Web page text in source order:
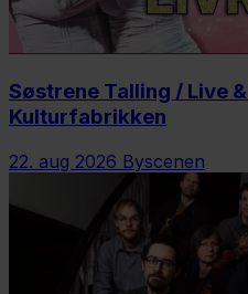
Søstrene Talling / Live
Kulturfabrikken
22. aug 2026 Byscenen